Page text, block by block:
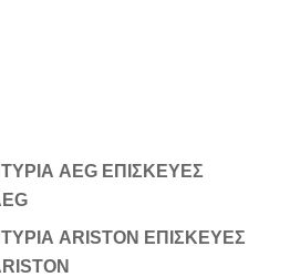
AEG ΕΠΙΣΚΕΥΕΣ
ARISTON ΕΠΙΣΚΕΥΕΣ